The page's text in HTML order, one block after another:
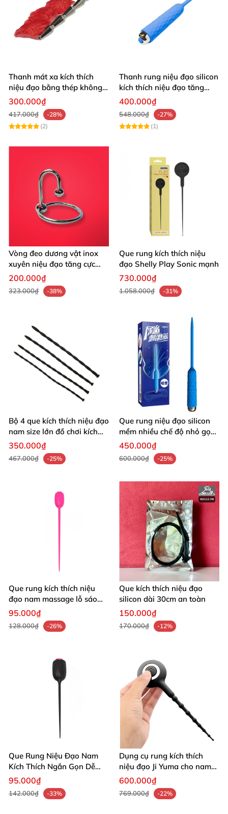
Thanh mát xa kích thích
niệu đạo bằng thép không
gỉ an toàn
300.000₫
417.000₫
-28%
(2)
Thanh rung niệu đạo silicon
kích thích niệu đạo tăng
khoái cảm cho nam giới
400.000₫
548.000₫
-27%
(1)
Vòng đeo dương vật inox
xuyên niệu đạo tăng cực
khoái mạnh
200.000₫
323.000₫ -38%
Que rung kích thích niệu
đạo Shelly Play Sonic mạnh
730.000₫
1.058.000₫ -31%
Bộ 4 que kích thích niệu đạo
nam size lớn đồ chơi kích
thích cực phê
350.000₫
467.000₫ -25%
Que rung niệu đạo silicon
mềm nhiều chế độ nhỏ gọn
dễ dùng
450.000₫
600.000₫ -25%
Que rung kích thích niệu
đạo nam massage lỗ sáo
sảng khoái
95.000₫
128.000₫ -26%
Que kích thích niệu đạo
silicon dài 30cm an toàn
150.000₫
170.000₫ -12%
Que Rung Niệu Đạo Nam
Kích Thích Ngắn Gọn Dễ
Dùng An Toàn
95.000₫
142.000₫ -33%
Dụng cụ rung kích thích
niệu đạo Ji Yuma cho nam
giới
600.000₫
769.000₫ -22%